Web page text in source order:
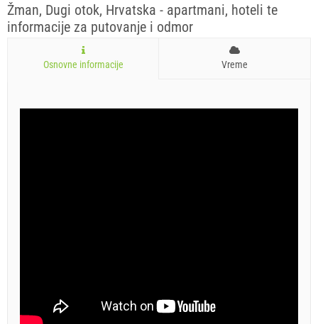
Žman, Dugi otok, Hrvatska - apartmani, hoteli te
informacije za putovanje i odmor
Osnovne informacije Vreme